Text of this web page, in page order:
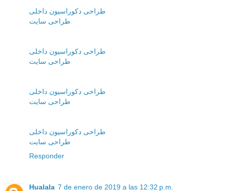
طراحی دکوراسیون داخلی
طراحی سایت
طراحی دکوراسیون داخلی
طراحی سایت
طراحی دکوراسیون داخلی
طراحی سایت
طراحی دکوراسیون داخلی
طراحی سایت
Responder
Hualala 7 de enero de 2019 a las 12:32 p.m.